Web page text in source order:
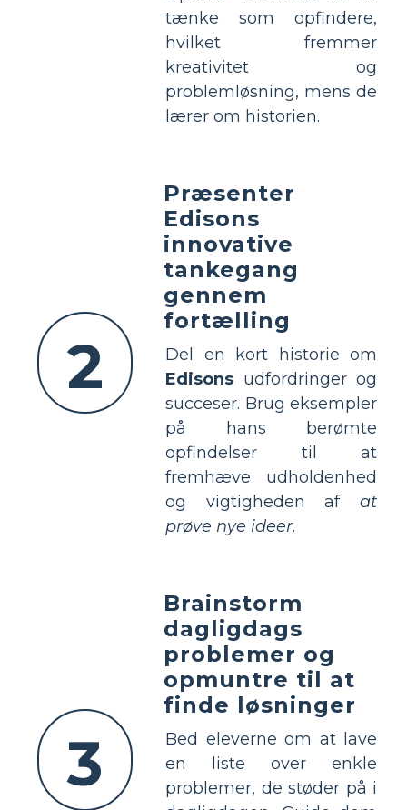
tænke som opfindere,
hvilket fremmer
kreativitet og
problemløsning, mens de
lærer om historien.
2
Præsenter
Edisons
innovative
tankegang
gennem
fortælling
Del en kort historie om
Edisons udfordringer og
succeser. Brug eksempler
på hans berømte
opfindelser til at
fremhæve udholdenhed
og vigtigheden af at
prøve nye ideer.
3
Brainstorm
dagligdags
problemer og
opmuntre til at
finde løsninger
Bed eleverne om at lave
en liste over enkle
problemer, de støder på i